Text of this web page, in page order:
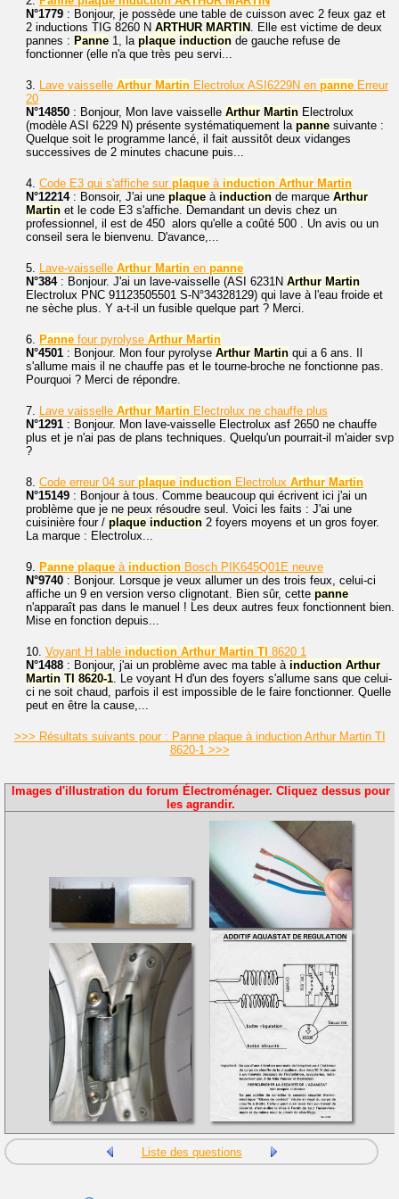
N°1779 : Bonjour, je possède une table de cuisson avec 2 feux gaz et
2 inductions TIG 8260 N ARTHUR MARTIN . Elle est victime de deux
pannes : Panne 1, la plaque induction de gauche refuse de
fonctionner (elle n'a que très peu servi...
3. Lave vaisselle Arthur Martin Electrolux ASI6229N en panne Erreur
20
N°14850 : Bonjour, Mon lave vaisselle Arthur Martin Electrolux
(modèle ASI 6229 N) présente systématiquement la panne suivante :
Quelque soit le programme lancé, il fait aussitôt deux vidanges
successives de 2 minutes chacune puis...
4. Code E3 qui s'affiche sur plaque à induction Arthur Martin
N°12214: Bonsoir, J'ai une plaque à induction de marque Arthur
Martin et le code E3 s'affiche. Demandant un devis chez un
professionnel, il est de 450  alors qu'elle a coûté 500 . Un avis ou un
conseil sera le bienvenu. D'avance,...
5. Lave-vaisselle Arthur Martin en panne
N°384: Bonjour. J'ai un lave-vaisselle (ASI 6231N Arthur Martin
Electrolux PNC 91123505501 S-N°34328129) qui lave à l'eau froide et
ne sèche plus. Y a-t-il un fusible quelque part ? Merci.
6. Panne four pyrolyse Arthur Martin
N°4501 : Bonjour. Mon four pyrolyse Arthur Martin qui a 6 ans. Il
s'allume mais il ne chauffe pas et le tourne-broche ne fonctionne pas.
Pourquoi ? Merci de répondre.
7. Lave vaisselle Arthur Martin Electrolux ne chauffe plus
N°1291 : Bonjour. Mon lave-vaisselle Electrolux asf 2650 ne chauffe
plus et je n'ai pas de plans techniques. Quelqu'un pourrait-il m'aider svp
?
8. Code erreur 04 sur plaque induction Electrolux Arthur Martin
N°15149 : Bonjour à tous. Comme beaucoup qui écrivent ici j'ai un
problème que je ne peux résoudre seul. Voici les faits : J'ai une
cuisinière four / plaque induction 2 foyers moyens et un gros foyer.
La marque : Electrolux...
9. Panne plaque à induction Bosch PIK645Q01E neuve
N°9740 : Bonjour. Lorsque je veux allumer un des trois feux, celui-ci
affiche un 9 en version verso clignotant. Bien sûr, cette panne
n'apparaît pas dans le manuel ! Les deux autres feux fonctionnent bien.
Mise en fonction depuis...
10. Voyant H table induction Arthur Martin TI 8620 1
N°1488 : Bonjour, j'ai un problème avec ma table à induction Arthur
Martin TI 8620-1. Le voyant H d'un des foyers s'allume sans que celui-
ci ne soit chaud, parfois il est impossible de le faire fonctionner. Quelle
peut en être la cause,...
>>> Résultats suivants pour : Panne plaque à induction Arthur Martin TI
8620-1 >>>
Images d'illustration du forum Électroménager. Cliquez dessus pour
les agrandir.
Liste des questions